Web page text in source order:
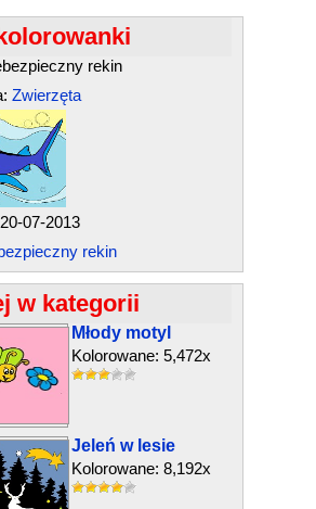
rekin
Zwierzęta
07-2013
rekin
w kategorii
Młody motyl
Kolorowane: 5,472x
Jeleń w lesie
Kolorowane: 8,192x